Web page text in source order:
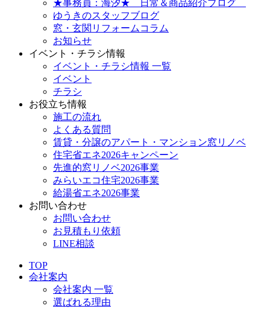
★事務員：海汐★ 日常＆商品紹介ブログ
ゆうきのスタッフブログ
窓・玄関リフォームコラム
お知らせ
イベント・チラシ情報
イベント・チラシ情報 一覧
イベント
チラシ
お役立ち情報
施工の流れ
よくある質問
賃貸・分譲のアパート・マンション窓リノベ
住宅省エネ2026キャンペーン
先進的窓リノベ2026事業
みらいエコ住宅2026事業
給湯省エネ2026事業
お問い合わせ
お問い合わせ
お見積もり依頼
LINE相談
TOP
会社案内
会社案内 一覧
選ばれる理由